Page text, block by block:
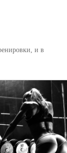
и в